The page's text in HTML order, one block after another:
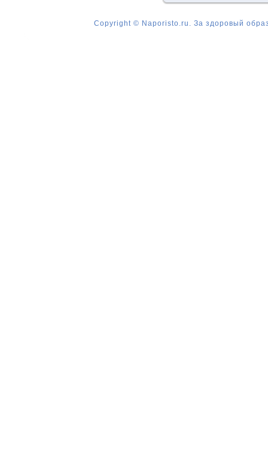
Copyright © Naporisto.ru. За здоровый